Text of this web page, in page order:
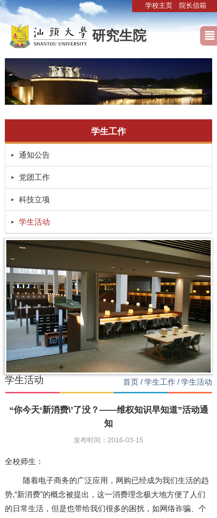
学校主页 院长信箱
研究生院
学生工作
通知公告
党团工作
科技立项
学生活动
学生活动 首页 /学生工作 /学生活动
“你今天‘新消费\’了没？——维权知识早知道”活动通
知
发布时间：2016-03-15
全校师生：
随着电子商务的广泛应用，网购已经成为我们生活的趋
势,“新消费”的概念被提出，这一消费理念极大地方便了人们
的日常生活，但是也带给我们很多的困扰，如网络诈骗、个